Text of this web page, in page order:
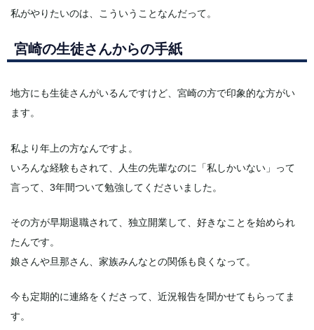
私がやりたいのは、こういうことなんだって。
宮崎の生徒さんからの手紙
地方にも生徒さんがいるんですけど、宮崎の方で印象的な方がい
ます。
私より年上の方なんですよ。
いろんな経験もされて、人生の先輩なのに「私しかいない」って
言って、3年間ついて勉強してくださいました。
その方が早期退職されて、独立開業して、好きなことを始められ
たんです。
娘さんや旦那さん、家族みんなとの関係も良くなって。
今も定期的に連絡をくださって、近況報告を聞かせてもらってま
す。